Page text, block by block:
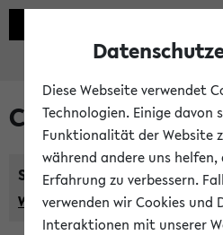
Courses taught
Semester:
WiSe 2026/2027 SoSe 2026
Diese Webseite verwendet
Technologien. Einige davon
Funktionalität der Website
während andere uns
Erfahrung zu verbessern.
verwenden wir Cookies und
Interaktionen mit unserer